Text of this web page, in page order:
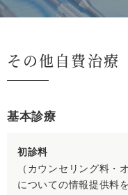
その他自費治療
基本診療
初診料
（カウンセリング料・
についての情報提供料を